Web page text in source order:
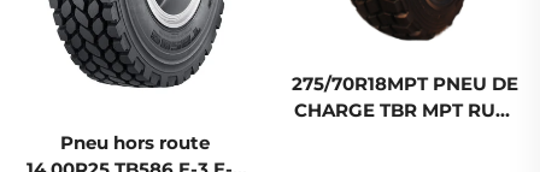
Pneu hors route
275/70R18MPT PNEU DE
CHARGE TBR MPT RUN-